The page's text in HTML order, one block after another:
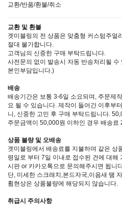
교환/반품/환불/취소
교환 및 환불
겟미블링의 전 상품은 맞춤형 커스텀주얼
절대 불가합니다.
고객님의 신중한 구매 부탁드립니다.
사전문의 없이 발송시 자동 반송처리될
본인부담입니다.)
배송
배송기간은 보통 3-6일 소요되며, 주문제
요 될 수 있습니다. 제작이 들어간 이후부
니, 신중한 고민 후 구매 부탁드립니다.
주문금액이 50,000원 이하인 경우 배송료
상품 불량 및 오배송
겟미블링에서 배송료를 지불하며 같은 상
령일로 부터 7일 이내로 접수된 건에 대
시판 or 카카오톡으로 문의해주시면 됩니
단, 미세한 스크래치,본드자국,이음새 땜
휨현상은 상품불량에 해당되지 않습니다.
취급시 주의사항